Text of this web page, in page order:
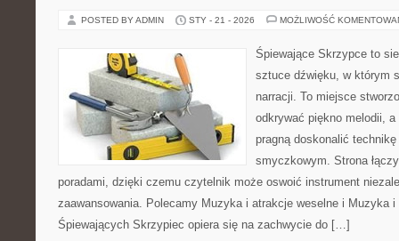
POSTED BY ADMIN STY - 21 - 2026 MOŻLIWOŚĆ
Śpiewające Skrzypce to
sztuce dźwięku, w którym
narracji. To miejsce
odkrywać piękno melodii,
pragną doskonalić
smyczkowym. Strona
poradami, dzięki czemu czytelnik może oswoić instrument
zaawansowania. Polecamy Muzyka i atrakcje weselne i Muzyka
Śpiewających Skrzypiec opiera się na zachwycie do […]